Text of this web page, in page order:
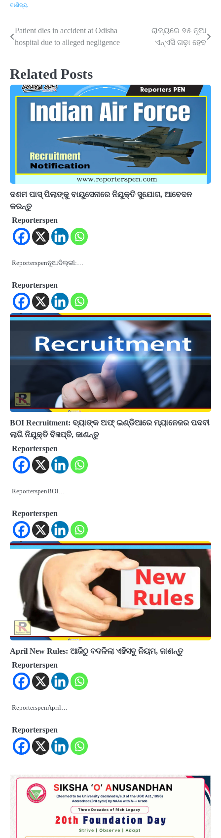
ବାଣିଜ୍ୟ
Post
navigation
Patient dies in accident at Odisha
hospital due to alleged negligence
ରାଜ୍ୟରେ ୭୫ ନୂଆ
ଏନ୍‍ଏସି ଗଢ଼ା ହେବ
Related Posts
ଦଶମ ପାସ୍ ପିଲାଙ୍କୁ ବାୟୁସେନାରେ ନିଯୁକ୍ତି ସୁଯୋଗ, ଆବେଦନ
କରନ୍ତୁ
Reporterspen
Reporterspenନୂଆଦିଲ୍ଲୀ:…
Reporterspen
BOI Recruitment: ବ୍ୟାଙ୍କ ଅଫ୍ ଇଣ୍ଡିଆରେ ମ୍ୟାନେଜର ପଦବୀ
ଲାଗି ନିଯୁକ୍ତି ବିଜ୍ଞପ୍ତି, ଜାଣନ୍ତୁ
Reporterspen
ReporterspenBOI…
Reporterspen
April New Rules: ଆଜିଠୁ ବଦଳିଲା ଏହିସବୁ ନିୟମ, ଜାଣନ୍ତୁ
Reporterspen
ReporterspenApril…
Reporterspen